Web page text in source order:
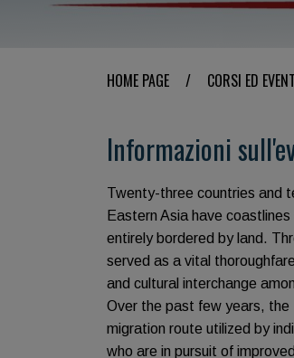
HOME PAGE / CORSI ED
Informazioni
Twenty-three countries and
Eastern Asia have
entirely bordered by land.
served as a vital
and cultural interchange
Over the past few years, the
migration route utilized by
who are in pursuit of